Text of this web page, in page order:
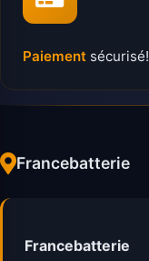
Paiement sécurisé!
Francebatterie
Francebatterie